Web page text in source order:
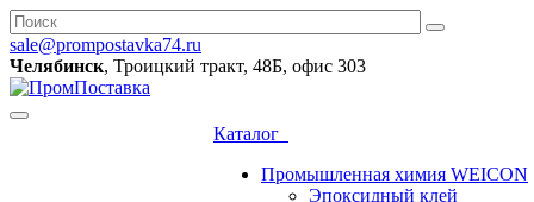
sale@prompostavka74.ru
Челябинск, Троицкий тракт, 48Б, офис 303
Каталог
Промышленная химия WEICON
Эпоксидный клей